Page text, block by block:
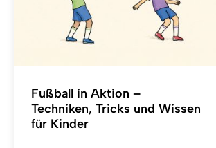
Fußball in Aktion –
Techniken, Tricks und Wissen
für Kinder